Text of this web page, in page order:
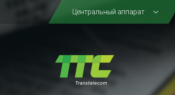
Центральный аппарат